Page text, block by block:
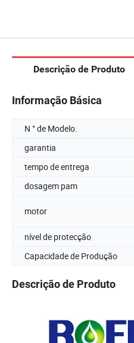
Descrição de Produto
Informação Básica
N ° de Modelo.
garantia
tempo de entrega
dosagem pam
motor
nível de protecção
Capacidade de Produção
Descrição de Produto